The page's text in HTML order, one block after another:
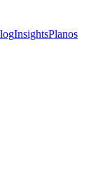
InsightsPlanos